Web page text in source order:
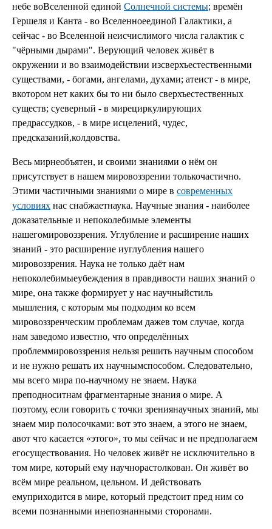
небе воВселенной единой Солнечной системы; времён
Гершеля и Канта - во Вселенноеединой Галактики, а
сейчас - во Вселенной неисчислимого числа галактик с
"чёрными дырами". Верующий человек живёт в
окружении и во взаимодействии изсверхъестественными
существами, - богами, ангелами, духами; атеист - в мире,
вкотором нет каких бы то ни было сверхъестественных
существ; суеверный - в мирециркулирующих
предрассудков, - в мире исцелений, чудес,
предсказаний,колдовства.
Весь мирнеобъятен, и своими знаниями о нём он
присутствует в нашем мировоззрении толькочастично.
Этими частичными знаниями о мире в современных
условиях нас снабжаетнаука. Научные знания - наиболее
доказательные и непоколебимые элементы
нашегомировоззрения. Углубление и расширение наших
знаний - это расширение иуглубления нашего
мировоззрения. Наука не только даёт нам
непоколебимыеубеждения в правдивости наших знаний о
мире, она также формирует у нас научныйстиль
мышления, с которым мы подходим ко всем
мировоззренческим проблемам дажев том случае, когда
нам заведомо известно, что определённых
проблеммировоззрения нельзя решить научным способом
и не нужно решать их научнымспособом. Следовательно,
мы всего мира по-научному не знаем. Наука
преподноситнам фрагментарные знания о мире. А
поэтому, если говорить с точки зрениянаучных знаний, мы
знаем мир полосочками: вот это знаем, а этого не знаем,
авот что касается «этого», то мы сейчас и не предполагаем
егосуществования. Но человек живёт не исключительно в
том мире, который ему научнорастолкован. Он живёт во
всём мире реальном, цельном. И действовать
емуприходится в мире, который предстоит пред ним со
всеми познанными инепознанными сторонами.